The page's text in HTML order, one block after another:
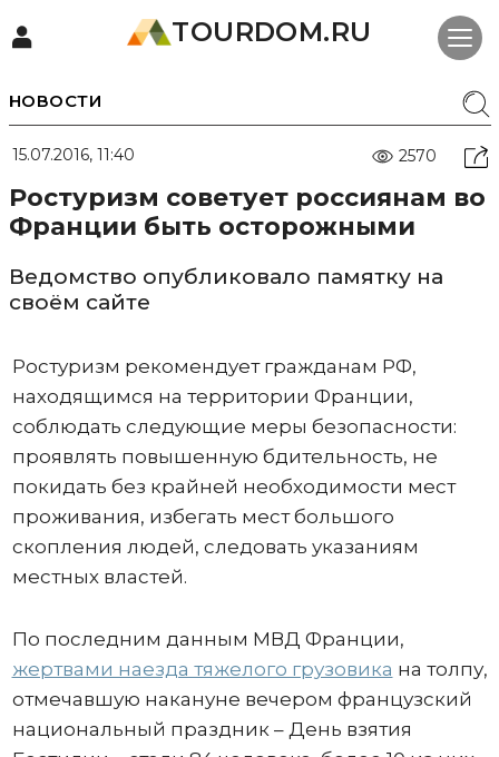
TOURDOM.RU
НОВОСТИ
15.07.2016, 11:40 2570
Ростуризм советует россиянам во
Франции быть осторожными
Ведомство опубликовало памятку на
своём сайте
Ростуризм рекомендует гражданам РФ,
находящимся на территории Франции,
соблюдать следующие меры безопасности:
проявлять повышенную бдительность, не
покидать без крайней необходимости мест
проживания, избегать мест большого
скопления людей, следовать указаниям
местных властей.
По последним данным МВД Франции,
жертвами наезда тяжелого грузовика на толпу,
отмечавшую накануне вечером французский
национальный праздник – День взятия